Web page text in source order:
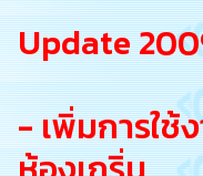
Update
- เพิ่มการใช้